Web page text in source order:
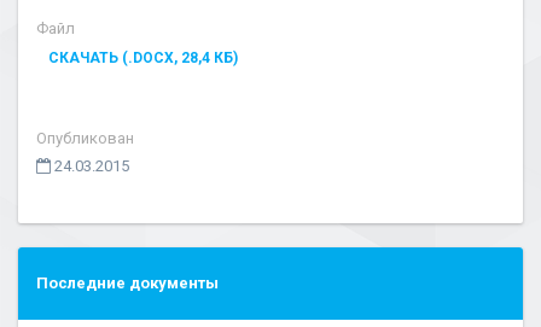
Файл
СКАЧАТЬ (.DOCX, 28,4 КБ)
Опубликован
24.03.2015
Последние документы